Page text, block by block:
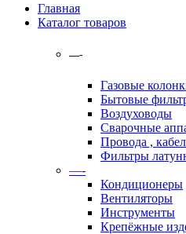
Главная
Каталог товаров
—-
Газовые
Бытовые
Воздуховоды
Сварочные
Провода ,
Фильтры
—-
Кондиционеры
Вентиляторы
Инструменты
Крепёжные